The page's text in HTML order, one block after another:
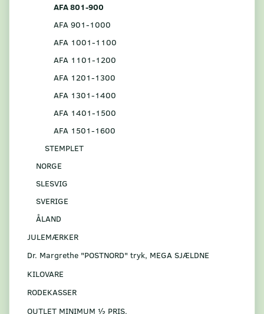
AFA 801-900
AFA 901-1000
AFA 1001-1100
AFA 1101-1200
AFA 1201-1300
AFA 1301-1400
AFA 1401-1500
AFA 1501-1600
STEMPLET
NORGE
SLESVIG
SVERIGE
ÅLAND
JULEMÆRKER
Dr. Margrethe "POSTNORD" tryk, MEGA SJÆLDNE
KILOVARE
RODEKASSER
OUTLET MINIMUM ½ PRIS.